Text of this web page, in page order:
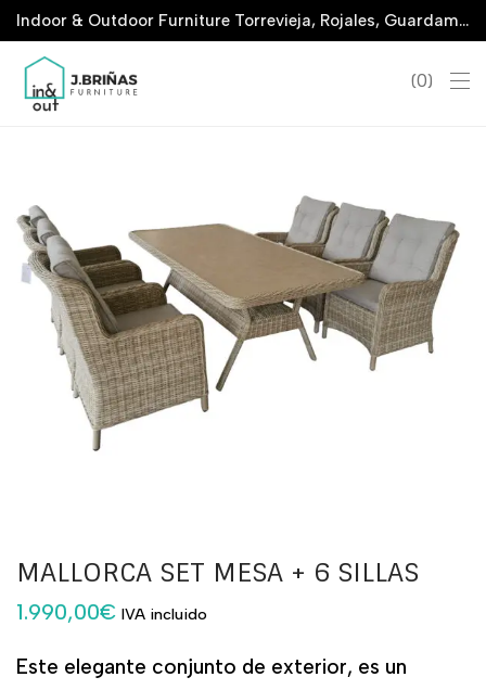
Indoor & Outdoor Furniture Torrevieja, Rojales, Guardamar, La Marina & San Javier
0
MALLORCA SET MESA + 6 SILLAS
1.990,00€ IVA incluido
Este elegante conjunto de exterior, es un